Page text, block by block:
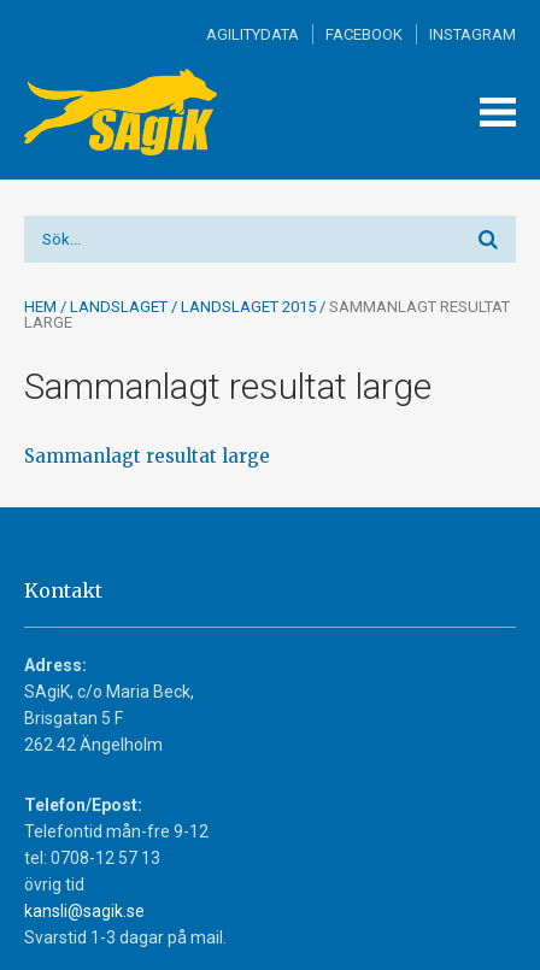
AGILITYDATA FACEBOOK INSTAGRAM
HEM / LANDSLAGET / LANDSLAGET 2015 / SAMMANLAGT RESULTAT
LARGE
Sammanlagt resultat large
Sammanlagt resultat large
Kontakt
Adress:
SAgiK, c/o Maria Beck,
Brisgatan 5 F
262 42 Ängelholm
Telefon/Epost:
Telefontid mån-fre 9-12
tel: 0708-12 57 13
övrig tid
kansli@sagik.se
Svarstid 1-3 dagar på mail.